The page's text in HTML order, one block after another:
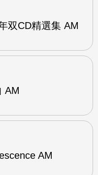
双CD精選集 AM
AM
AM